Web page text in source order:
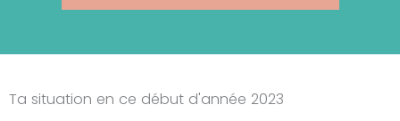
Ta situation en ce début d'année 2023